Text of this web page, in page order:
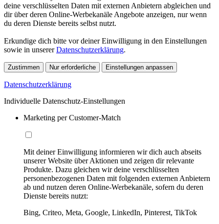
deine verschlüsselten Daten mit externen Anbietern abgleichen und
dir über deren Online-Werbekanäle Angebote anzeigen, nur wenn
du deren Dienste bereits selbst nutzt.
Erkundige dich bitte vor deiner Einwilligung in den Einstellungen
sowie in unsererDatenschutzerklärung.
Zustimmen Nur erforderliche Einstellungen anpassen
Datenschutzerklärung
Individuelle Datenschutz-Einstellungen
Marketing per Customer-Match
Mit deiner Einwilligung informieren wir dich auch abseits
unserer Website über Aktionen und zeigen dir relevante
Produkte. Dazu gleichen wir deine verschlüsselten
personenbezogenen Daten mit folgenden externen Anbietern
ab und nutzen deren Online-Werbekanäle, sofern du deren
Dienste bereits nutzt:
Bing, Criteo, Meta, Google, LinkedIn, Pinterest, TikTok